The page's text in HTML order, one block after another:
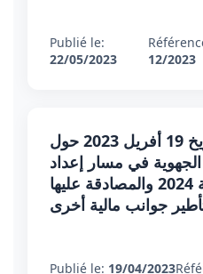
Publié le:
22/05/2023
12/2023
منشور عدد 5 بتاريخ 19 أفريل 2023 حول
في مسار إعداد
مشروع ميزانيتها لسنة 2024 والمصادقة عليها
جوانب مالية أخرى
Publié le: 19/04/2023